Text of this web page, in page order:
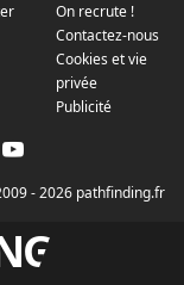
On recrute !
Contactez-nous
Cookies et vie
privée
Publicité
- 2026 pathfinding.fr